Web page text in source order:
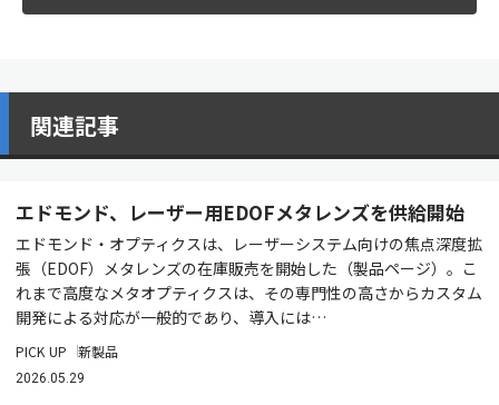
関連記事
エドモンド、レーザー用EDOFメタレンズを供給開始
エドモンド・オプティクスは、レーザーシステム向けの焦点深度拡
張（EDOF）メタレンズの在庫販売を開始した（製品ページ）。こ
れまで高度なメタオプティクスは、その専門性の高さからカスタム
開発による対応が一般的であり、導入には…
PICK UP 新製品
2026.05.29